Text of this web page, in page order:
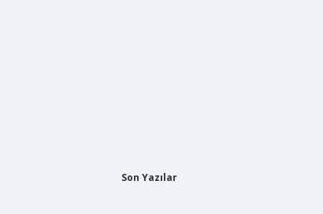
Son Yazılar